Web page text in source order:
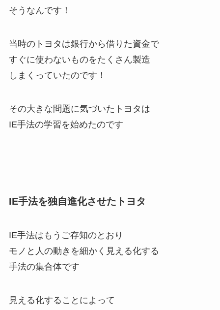
そうなんです！
当時のトヨタは銀行から借りた資金で
すぐに使わないものをたくさん製造
しまくっていたのです！
その大きな問題に気づいたトヨタは
IE手法の学習を始めたのです
IE手法を独自進化させたトヨタ
IE手法はもうご存知のとおり
モノと人の動きを細かく見える化する
手法の集合体です
見える化することによって